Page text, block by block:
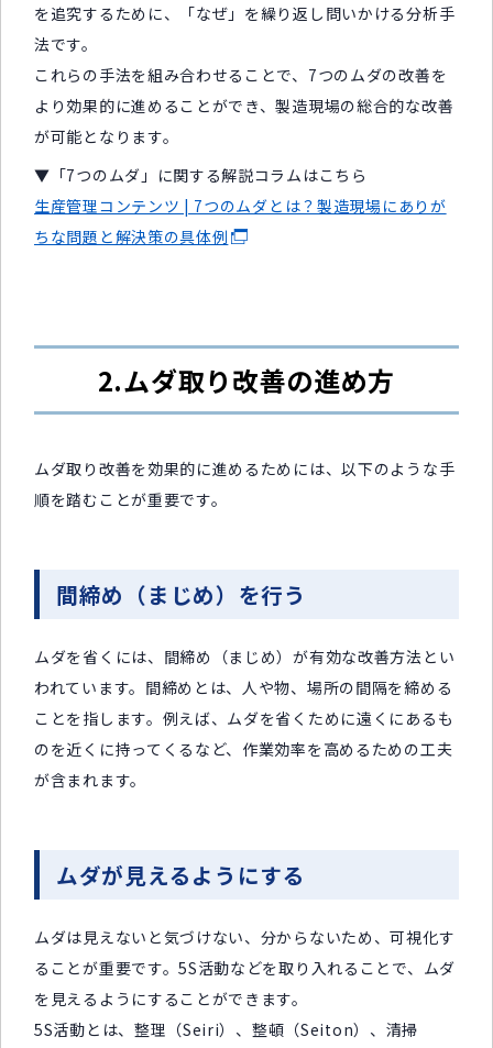
を追究するために、「なぜ」を繰り返し問いかける分析手
法です。
これらの手法を組み合わせることで、7つのムダの改善を
より効果的に進めることができ、製造現場の総合的な改善
が可能となります。
▼「7つのムダ」に関する解説コラムはこちら
生産管理コンテンツ | 7つのムダとは？製造現場にありが
ちな問題と解決策の具体例
2.ムダ取り改善の進め方
ムダ取り改善を効果的に進めるためには、以下のような手
順を踏むことが重要です。
間締め（まじめ）を行う
ムダを省くには、間締め（まじめ）が有効な改善方法とい
われています。間締めとは、人や物、場所の間隔を締める
ことを指します。例えば、ムダを省くために遠くにあるも
のを近くに持ってくるなど、作業効率を高めるための工夫
が含まれます。
ムダが見えるようにする
ムダは見えないと気づけない、分からないため、可視化す
ることが重要です。5S活動などを取り入れることで、ムダ
を見えるようにすることができます。
5S活動とは、整理（Seiri）、整頓（Seiton）、清掃